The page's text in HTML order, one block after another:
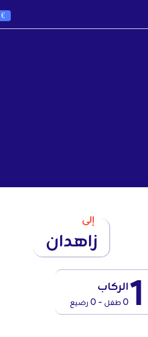
€
إلى
زاهدان
1الركاب
0 طفل - 0 رضيع